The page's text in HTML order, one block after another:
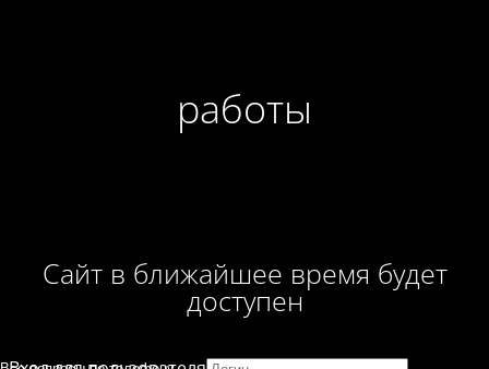
работы
Сайт в ближайшее время будет
доступен